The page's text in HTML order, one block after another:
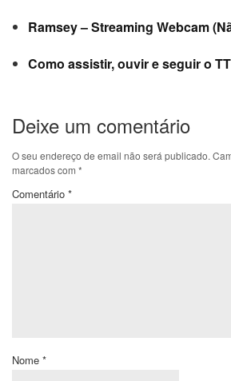
Ramsey – Streaming Webcam
Como assistir, ouvir e seguir o TT
Deixe um comentário
O seu endereço de email não será publicado.
marcados com *
Comentário *
Nome *